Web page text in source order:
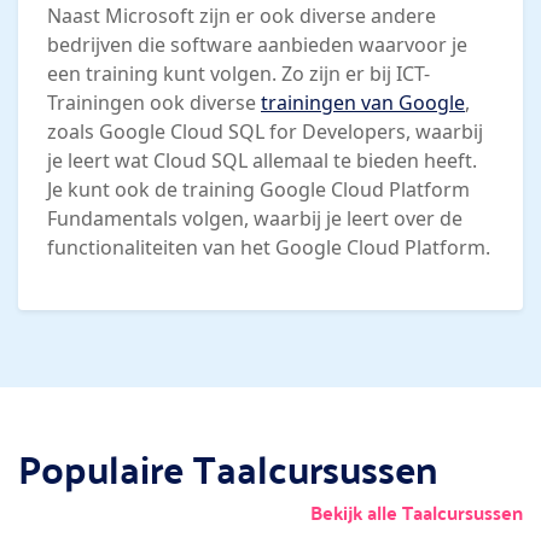
Naast Microsoft zijn er ook diverse andere
bedrijven die software aanbieden waarvoor je
een training kunt volgen. Zo zijn er bij ICT-
Trainingen ook diversetrainingen van Google,
zoals Google Cloud SQL for Developers, waarbij
je leert wat Cloud SQL allemaal te bieden heeft.
Je kunt ook de training Google Cloud Platform
Fundamentals volgen, waarbij je leert over de
functionaliteiten van het Google Cloud Platform.
Populaire Taalcursussen
Bekijk alle Taalcursussen